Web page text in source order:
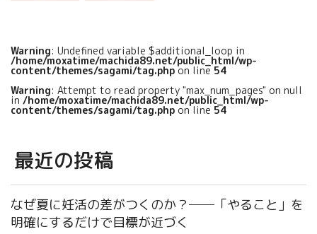
Warning: Undefined variable $additional_loop in
/home/moxatime/machida89.net/public_html/wp-
content/themes/sagami/tag.php on line 54
Warning: Attempt to read property "max_num_pages" on null
in /home/moxatime/machida89.net/public_html/wp-
content/themes/sagami/tag.php on line 54
最近の投稿
なぜ夏に妊活の差がつくのか？──「やること」を
明確にするだけで目標が近づく